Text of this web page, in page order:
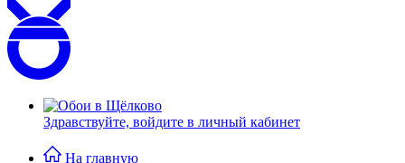
Здравствуйте, войдите в личный кабинет
На главную